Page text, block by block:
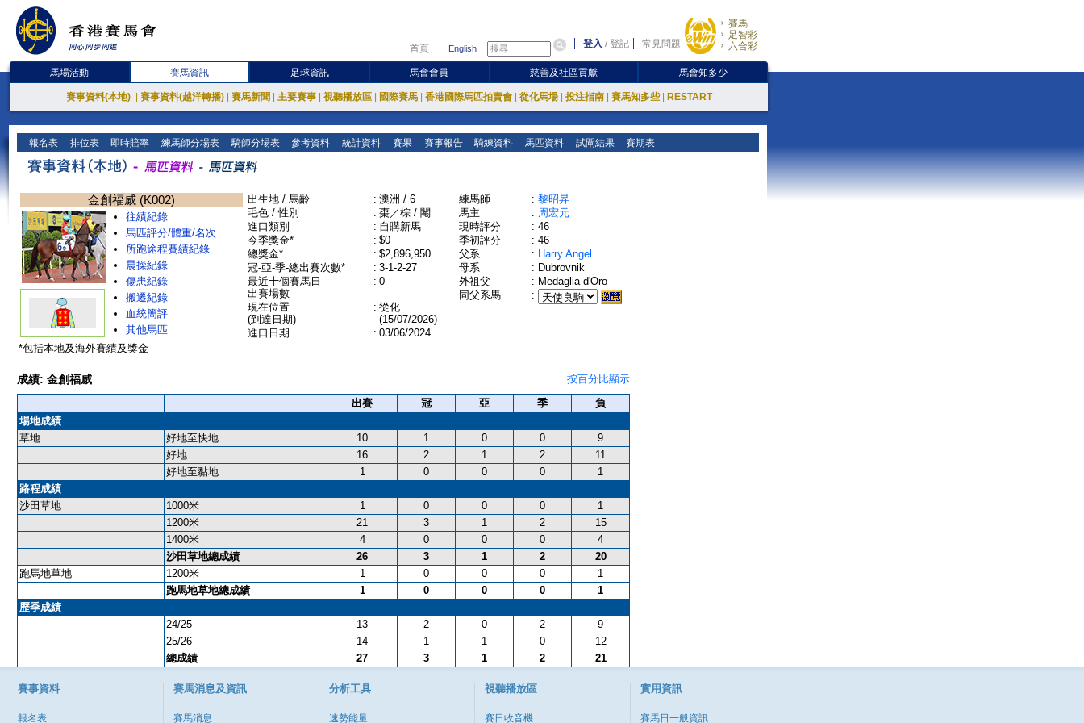
首頁 English 登入 /登記 常見問題
賽馬
足智彩
六合彩
馬場活動 賽馬資訊 足球資訊 馬會會員 慈善及社區貢獻 馬會知多少
賽事資料(本地) 賽事資料(越洋轉播) 賽馬新聞 主要賽事 視聽播放區 國際賽馬 香港國際馬匹拍賣會 從化馬場 投注指南 賽馬知多些 RESTART
報名表 排位表 即時賠率 練馬師分場表 騎師分場表 參考資料 統計資料 賽果 賽事報告 騎練資料 馬匹資料 試閘結果 賽期表
金創福威 (K002)
往績紀錄
馬匹評分/體重/名次
所跑途程賽績紀錄
晨操紀錄
傷患紀錄
搬遷紀錄
血統簡評
其他馬匹
出生地 / 馬齡 : 澳洲 / 6
毛色 / 性別
: 棗／棕 / 閹
進口類別
: 自購新馬
今季獎金*
: $0
總獎金*
: $2,896,950
冠-亞-季-總出賽次數*
: 3-1-2-27
最近十個賽馬日
出賽場數
: 0
現在位置
(到達日期)
: 從化
(15/07/2026)
進口日期
: 03/06/2024
練馬師 : 黎昭昇
馬主
: 周宏元
現時評分
: 46
季初評分
: 46
父系
: Harry Angel
母系
: Dubrovnik
外祖父
: Medaglia d'Oro
同父系馬
:
*包括本地及海外賽績及獎金
成績: 金創福威
按百分比顯示
出賽
冠 亞 季
負
場地成績
草地
好地至快地 10 1 0 0
9
好地
16 2 1 2
11
好地至黏地
1 0 0 0
1
路程成績
沙田草地
1000米 1 0 0 0
1
1200米
21 3 1 2
15
1400米
4 0 0 0
4
沙田草地總成績
26 3 1 2
20
跑馬地草地
1200米 1 0 0 0
1
跑馬地草地總成績
1 0 0 0
1
歷季成績
24/25
13 2 0 2
9
25/26
14 1 1 0
12
總成績
27 3 1 2 21
賽事資料
報名表
賽馬消息及資訊
賽馬消息
分析工具
速勢能量
視聽播放區
賽日收音機
實用資訊
賽馬日一般資訊